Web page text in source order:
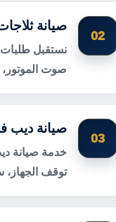
02
صيانة
نستقبل طلبات
صوت الموتور،
03
صيانة ديب
خدمة صيانة
توقف الجهاز،